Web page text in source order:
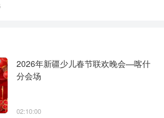
2026年新疆少儿春节联欢晚会—喀什
分会场
02:10:00